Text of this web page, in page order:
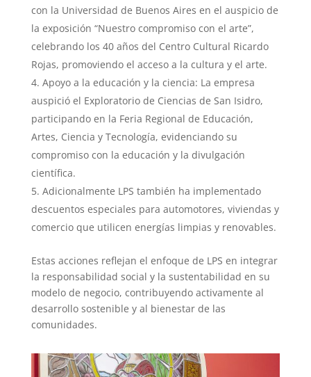
con la Universidad de Buenos Aires en el auspicio de
la exposición “Nuestro compromiso con el arte”,
celebrando los 40 años del Centro Cultural Ricardo
Rojas, promoviendo el acceso a la cultura y el arte.
Apoyo a la educación y la ciencia: La empresa
auspició el Exploratorio de Ciencias de San Isidro,
participando en la Feria Regional de Educación,
Artes, Ciencia y Tecnología, evidenciando su
compromiso con la educación y la divulgación
científica.
Adicionalmente LPS también ha implementado
descuentos especiales para automotores, viviendas y
comercio que utilicen energías limpias y renovables.
Estas acciones reflejan el enfoque de LPS en integrar
la responsabilidad social y la sustentabilidad en su
modelo de negocio, contribuyendo activamente al
desarrollo sostenible y al bienestar de las
comunidades.